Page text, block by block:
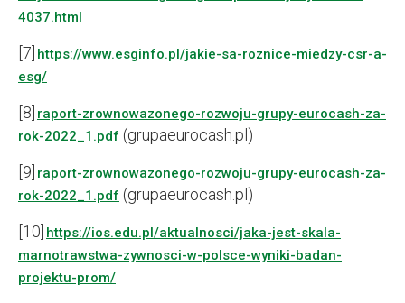
4037.html
[7] https://www.esginfo.pl/jakie-sa-roznice-miedzy-csr-a-
esg/
[8] raport-zrownowazonego-rozwoju-grupy-eurocash-za-
rok-2022_1.pdf (grupaeurocash.pl)
[9] raport-zrownowazonego-rozwoju-grupy-eurocash-za-
rok-2022_1.pdf (grupaeurocash.pl)
[10] https://ios.edu.pl/aktualnosci/jaka-jest-skala-
marnotrawstwa-zywnosci-w-polsce-wyniki-badan-
projektu-prom/